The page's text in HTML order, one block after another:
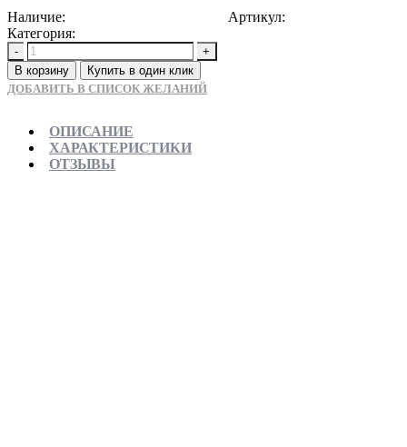
Наличие: Артикул:
Категория:
-
+
В корзину
Купить в один клик
ДОБАВИТЬ В СПИСОК ЖЕЛАНИЙ
ОПИСАНИЕ
ХАРАКТЕРИСТИКИ
ОТЗЫВЫ